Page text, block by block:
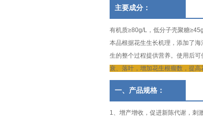
主要成分：
有机质≥80g/L，低分子壳聚糖
本品根据花生生长机理，添加了
生的整个过程提供营养。使用后
衰、落叶，增加花生根瘤数，提高
一、产品规格：
1、增产增收，促进新陈代谢，刺